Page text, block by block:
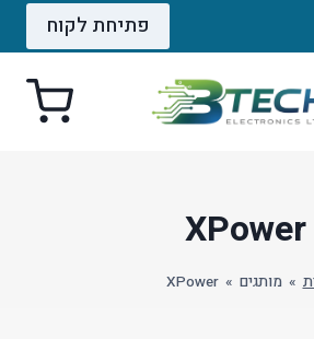
פתיחת לקוח
XPower
» מותגים »
XPower